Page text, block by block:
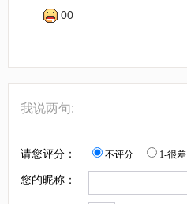
00
我说两句:
请您评分： 不评分 1-很差
您的昵称：